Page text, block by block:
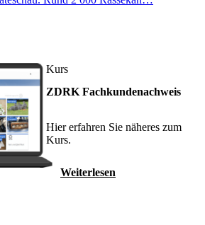
Kurs
ZDRK Fachkundenachweis
Hier erfahren Sie näheres zum
Kurs.
Weiterlesen